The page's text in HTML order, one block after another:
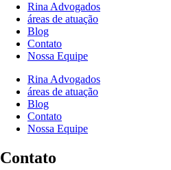
Rina Advogados
áreas de atuação
Blog
Contato
Nossa Equipe
Rina Advogados
áreas de atuação
Blog
Contato
Nossa Equipe
Contato